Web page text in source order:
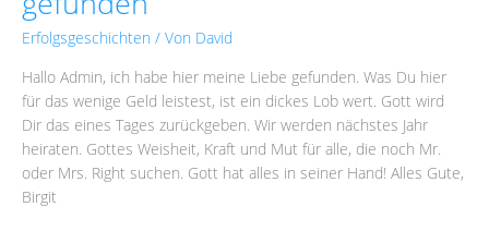
Erfolgsgeschichten / Von David
Hallo Admin, ich habe hier meine Liebe gefunden. Was Du hier
für das wenige Geld leistest, ist ein dickes Lob wert. Gott wird
Dir das eines Tages zurückgeben. Wir werden nächstes Jahr
heiraten. Gottes Weisheit, Kraft und Mut für alle, die noch Mr.
oder Mrs. Right suchen. Gott hat alles in seiner Hand! Alles Gute,
Birgit